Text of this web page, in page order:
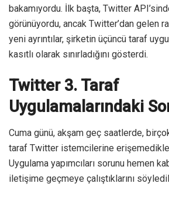
bakamıyordu. İlk başta, Twitter
görünüyordu, ancak Twitter’dan gelen
yeni ayrıntılar, şirketin üçüncü taraf
kasıtlı olarak sınırladığını gösterdi.
Twitter 3. Taraf
Uygulamalarındaki
Cuma günü, akşam geç saatlerde,
taraf Twitter istemcilerine
Uygulama yapımcıları sorunu hemen
iletişime geçmeye çalıştıklarını